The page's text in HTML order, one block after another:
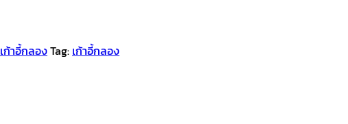
เก้าอี้กลองTag: เก้าอี้กลอง